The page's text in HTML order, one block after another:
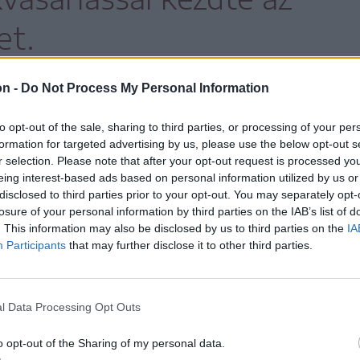
- Do Not Process My Personal Information
opt-out of the sale, sharing to third parties, or processing of your
for targeted advertising by us, please use the below opt-out
selection. Please note that after your opt-out request is processed
interest-based ads based on personal information utilized by us
to third parties prior to your opt-out. You may separately
of your personal information by third parties on the IAB’s list of
This information may also be disclosed by us to third parties on the
Participants that may further disclose it to other third parties.
Data Processing Opt Outs
opt-out of the Sharing of my personal data.
az adásvétel után a meglévő
és a telekkönyveztetéssel a helyszín
CNI közbeszerzési eljárást írhat ki a
érdeklődésünkre Réti Zsófia
álló típustervek közül a
negyven gyermek